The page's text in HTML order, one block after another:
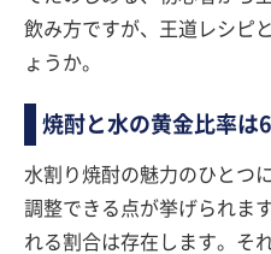
飲み方ですが、王道レシピ
ょうか。
焼酎と水の黄金比率は
水割り焼酎の魅力のひとつ
調整できる点が挙げられま
れる割合は存在します。そ